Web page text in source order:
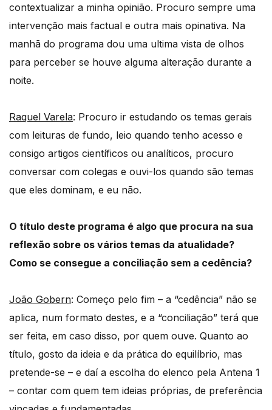
contextualizar a minha opinião. Procuro sempre uma
intervenção mais factual e outra mais opinativa. Na
manhã do programa dou uma ultima vista de olhos
para perceber se houve alguma alteração durante a
noite.
Raquel Varela: Procuro ir estudando os temas gerais
com leituras de fundo, leio quando tenho acesso e
consigo artigos científicos ou analíticos, procuro
conversar com colegas e ouvi-los quando são temas
que eles dominam, e eu não.
O título deste programa é algo que procura na sua
reflexão sobre os vários temas da atualidade?
Como se consegue a conciliação sem a cedência?
João Gobern: Começo pelo fim – a “cedência” não se
aplica, num formato destes, e a “conciliação” terá que
ser feita, em caso disso, por quem ouve. Quanto ao
título, gosto da ideia e da prática do equilíbrio, mas
pretende-se – e daí a escolha do elenco pela Antena 1
– contar com quem tem ideias próprias, de preferência